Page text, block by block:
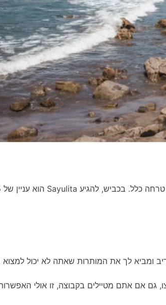
ומביא לך את המותרות שאתה לא יכול
גם אם אתם מטיילים בקבוצה, זו אולי